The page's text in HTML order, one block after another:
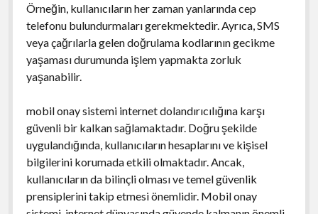
Örneğin, kullanıcıların her zaman yanlarında cep
telefonu bulundurmaları gerekmektedir. Ayrıca, SMS
veya çağrılarla gelen doğrulama kodlarının gecikme
yaşaması durumunda işlem yapmakta zorluk
yaşanabilir.
mobil onay sistemi internet dolandırıcılığına karşı
güvenli bir kalkan sağlamaktadır. Doğru şekilde
uygulandığında, kullanıcıların hesaplarını ve kişisel
bilgilerini korumada etkili olmaktadır. Ancak,
kullanıcıların da bilinçli olması ve temel güvenlik
prensiplerini takip etmesi önemlidir. Mobil onay